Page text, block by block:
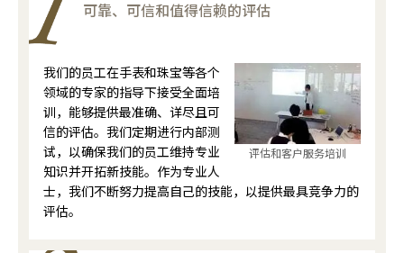
可靠、可信和值得信赖的评估
评估和客户服务培训
我们的员工在手表和珠宝等各个
领域的专家的指导下接受全面培
训，能够提供最准确、详尽且可
信的评估。我们定期进行内部测
试，以确保我们的员工维持专业
知识并开拓新技能。作为专业人
士，我们不断努力提高自己的技能，以提供最具竞争力的
评估。